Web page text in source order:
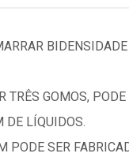
TRÊS GOMOS,
DE LÍQUIDOS.
PODE SER